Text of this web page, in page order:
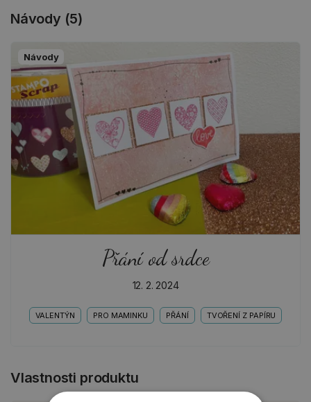
Návody (5)
Návody
Přání od srdce
12. 2. 2024
VALENTÝN PRO MAMINKU PŘÁNÍ TVOŘENÍ Z PAPÍRU
Vlastnosti produktu